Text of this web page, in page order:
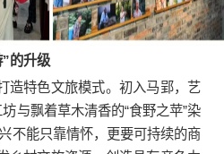
的升级
造特色文旅模式。初入马郢，艺
与飘着草木清香的“食野之苹”染
不能只靠情怀，更要可持续的商